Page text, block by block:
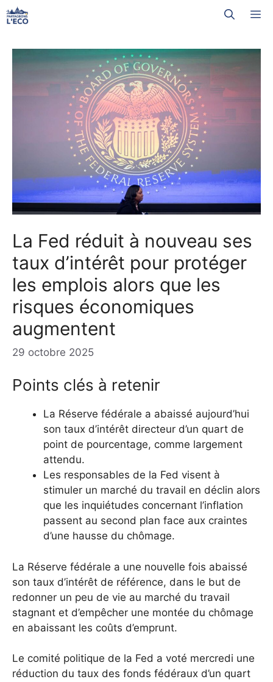
Aller
au
La Fed réduit à nouveau ses
taux d’intérêt pour protéger
les emplois alors que les
risques économiques
augmentent
29 octobre 2025
Points clés à retenir
La Réserve fédérale a abaissé aujourd’hui
son taux d’intérêt directeur d’un quart de
point de pourcentage, comme largement
attendu.
Les responsables de la Fed visent à
stimuler un marché du travail en déclin alors
que les inquiétudes concernant l’inflation
passent au second plan face aux craintes
d’une hausse du chômage.
La Réserve fédérale a une nouvelle fois abaissé
son taux d’intérêt de référence, dans le but de
redonner un peu de vie au marché du travail
stagnant et d’empêcher une montée du chômage
en abaissant les coûts d’emprunt.
Le comité politique de la Fed a voté mercredi une
réduction du taux des fonds fédéraux d’un quart